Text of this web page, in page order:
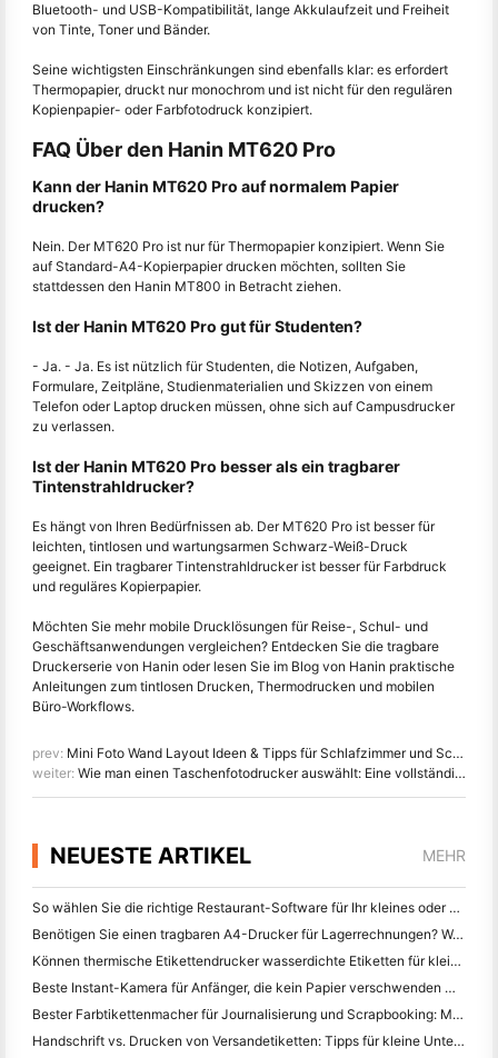
Bluetooth- und USB-Kompatibilität, lange Akkulaufzeit und Freiheit
von Tinte, Toner und Bänder.
Seine wichtigsten Einschränkungen sind ebenfalls klar: es erfordert
Thermopapier, druckt nur monochrom und ist nicht für den regulären
Kopienpapier- oder Farbfotodruck konzipiert.
FAQ Über den Hanin MT620 Pro
Kann der Hanin MT620 Pro auf normalem Papier
drucken?
Nein. Der MT620 Pro ist nur für Thermopapier konzipiert. Wenn Sie
auf Standard-A4-Kopierpapier drucken möchten, sollten Sie
stattdessen den Hanin MT800 in Betracht ziehen.
Ist der Hanin MT620 Pro gut für Studenten?
- Ja. - Ja. Es ist nützlich für Studenten, die Notizen, Aufgaben,
Formulare, Zeitpläne, Studienmaterialien und Skizzen von einem
Telefon oder Laptop drucken müssen, ohne sich auf Campusdrucker
zu verlassen.
Ist der Hanin MT620 Pro besser als ein tragbarer
Tintenstrahldrucker?
Es hängt von Ihren Bedürfnissen ab. Der MT620 Pro ist besser für
leichten, tintlosen und wartungsarmen Schwarz-Weiß-Druck
geeignet. Ein tragbarer Tintenstrahldrucker ist besser für Farbdruck
und reguläres Kopierpapier.
Möchten Sie mehr mobile Drucklösungen für Reise-, Schul- und
Geschäftsanwendungen vergleichen? Entdecken Sie die tragbare
Druckerserie von Hanin oder lesen Sie im Blog von Hanin praktische
Anleitungen zum tintlosen Drucken, Thermodrucken und mobilen
Büro-Workflows.
prev: Mini Foto Wand Layout Ideen & Tipps für Schlafzimmer und Schlafsaal Dekoration
weiter: Wie man einen Taschenfotodrucker auswählt: Eine vollständige Anleitung für Journalisten, Reisende und iPhone-Benutzer
NEUESTE ARTIKEL MEHR
So wählen Sie die richtige Restaurant-Software für Ihr kleines oder mittleres Restaurant
Benötigen Sie einen tragbaren A4-Drucker für Lagerrechnungen? Was eigentlich funktioniert
Können thermische Etikettendrucker wasserdichte Etiketten für kleine Unternehmen herstellen?
Beste Instant-Kamera für Anfänger, die kein Papier verschwenden wollen
Bester Farbtikettenmacher für Journalisierung und Scrapbooking: Mehr Farbe auf jeder Seite hinzufügen
Handschrift vs. Drucken von Versandetiketten: Tipps für kleine Unternehmen im Jahr 2026